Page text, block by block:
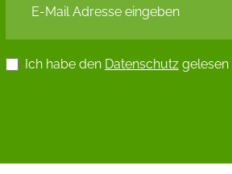
Ich habe den Datenschutz gelesen